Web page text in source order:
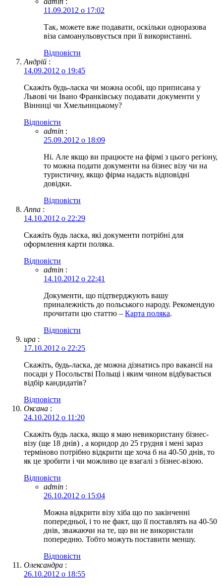
11.09.2012 о 17:02
Так, можете вже подавати, оскільки одноразова
віза самоанульовується при її використанні.
Відповіcти
Андрій :
14.09.2012 о 19:45
Скажіть будь-ласка чи можна особі, що приписана у
Львові чи Івано Франківську подавати документи у
Вінниці чи Хмельницькому?
Відповіcти
admin :
25.09.2012 о 18:09
Ні. Але якщо ви працюєте на фірмі з цього регіону,
то можна подати документи на бізнес візу чи на
туристичну, якщо фірма надасть відповідні
довідки.
Відповіcти
Anna :
14.10.2012 о 22:29
Скажіть будь ласка, які документи потрібні для
оформлення карти поляка.
Відповіcти
admin :
14.10.2012 о 22:41
Документи, що підтверджують вашу
приналежність до польського народу. Рекомендую
прочитати цю статтю – Карта поляка.
Відповіcти
ира :
17.10.2012 о 22:25
Скажіть, будь-ласка, де можна дізнатись про вакансії на
посади у Посольстві Польщі і яким чином відбувається
відбір кандидатів?
Відповіcти
Оксана :
24.10.2012 о 11:20
Скажіть будь ласка, якщо я маю невикористану бізнес-
візу (ще 18 днів) , а коридор до 25 грудня і мені зараз
терміново потрібно відкрити ще хоча б на 40-50 днів, то
як це зробити і чи можливо це взагалі з бізнес-візою.
Відповіcти
admin :
26.10.2012 о 15:04
Можна відкрити візу хіба що по закінченні
попередньої, і то не факт, що її поставлять на 40-50
днів, зважаючи на те, що ви не використали
попередню. Тобто можуть поставити меншу.
Відповіcти
Олександра :
26.10.2012 о 18:55